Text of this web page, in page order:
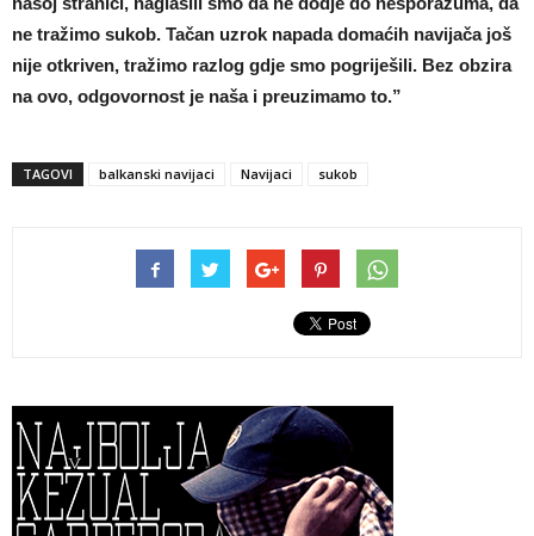
ne tražimo sukob. Tačan uzrok napada domaćih navijača još
nije otkriven, tražimo razlog gdje smo pogriješili. Bez obzira
na ovo, odgovornost je naša i preuzimamo to.”
TAGOVI balkanski navijaci Navijaci sukob